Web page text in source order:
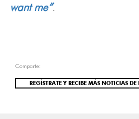
want me”.
Comparte:
REGÍSTRATE Y RECIBE MÁS NOTICIAS DE